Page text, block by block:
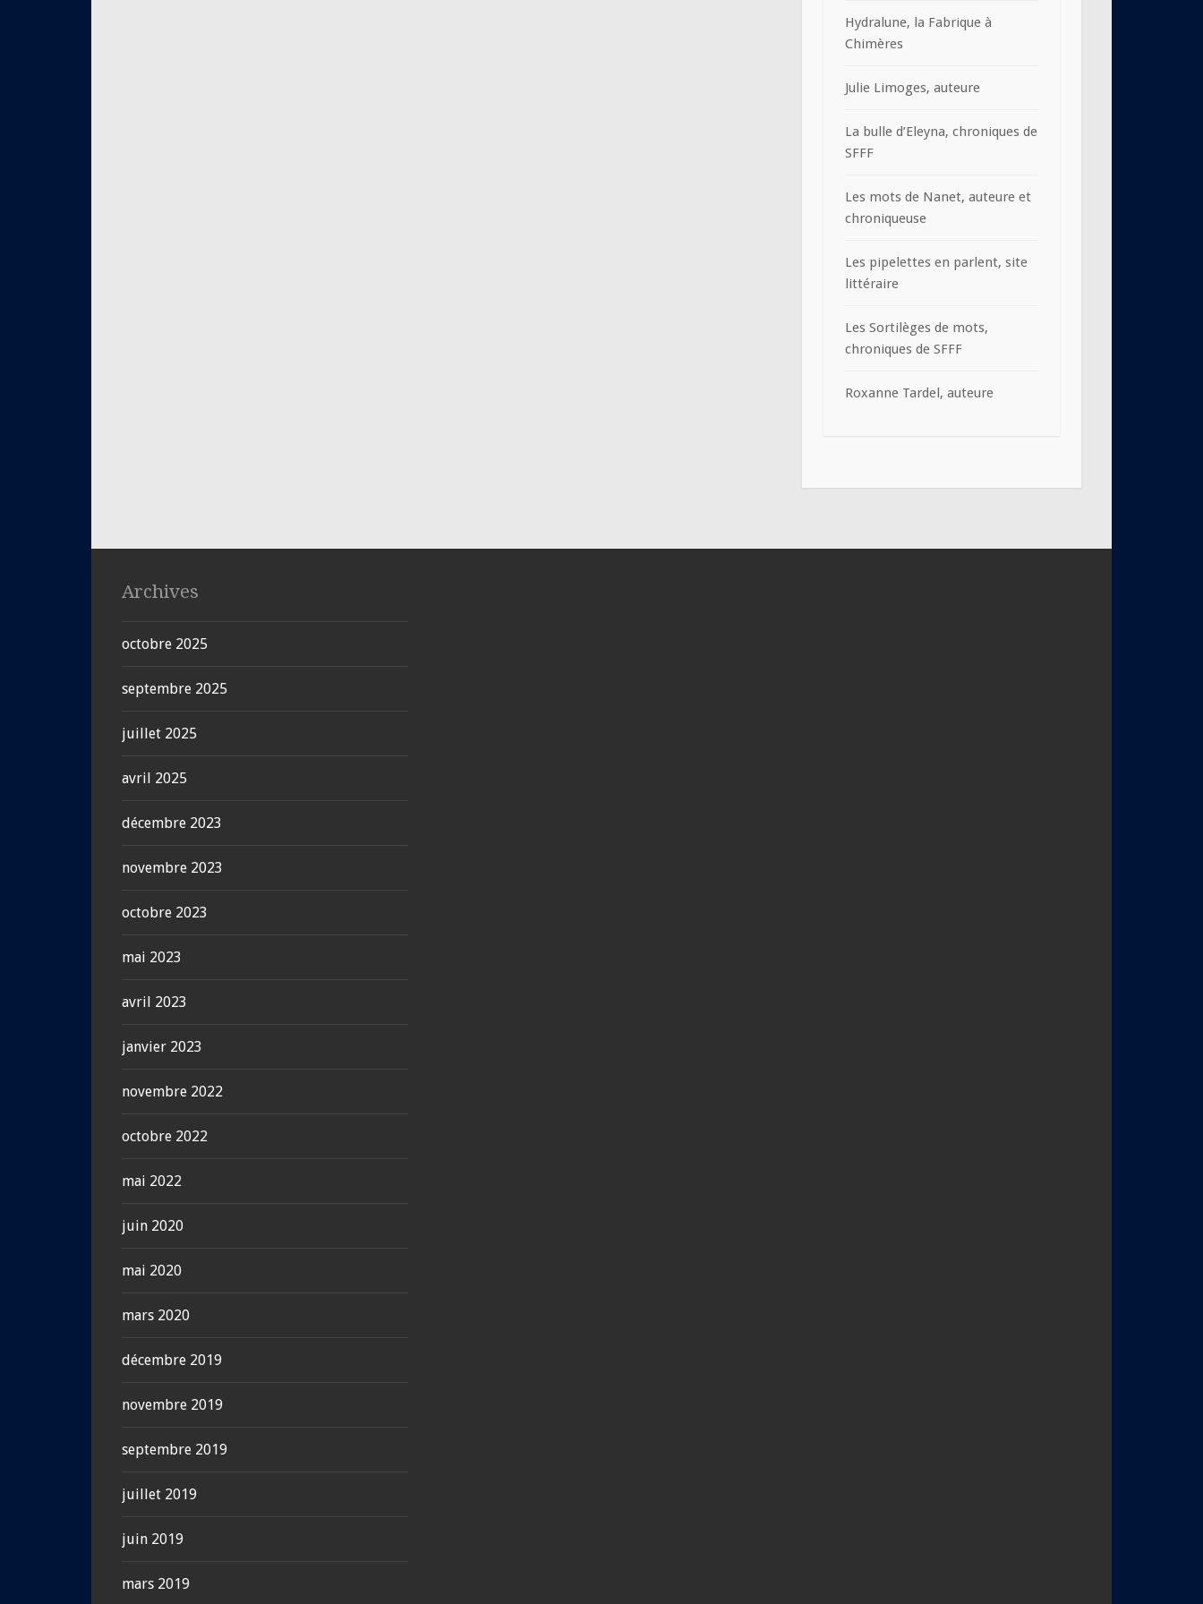
Hydralune, la Fabrique à
Chimères
Julie Limoges, auteure
La bulle d’Eleyna, chroniques de
SFFF
Les mots de Nanet, auteure et
chroniqueuse
Les pipelettes en parlent, site
littéraire
Les Sortilèges de mots,
chroniques de SFFF
Roxanne Tardel, auteure
Archives
octobre 2025
septembre 2025
juillet 2025
avril 2025
décembre 2023
novembre 2023
octobre 2023
mai 2023
avril 2023
janvier 2023
novembre 2022
octobre 2022
mai 2022
juin 2020
mai 2020
mars 2020
décembre 2019
novembre 2019
septembre 2019
juillet 2019
juin 2019
mars 2019